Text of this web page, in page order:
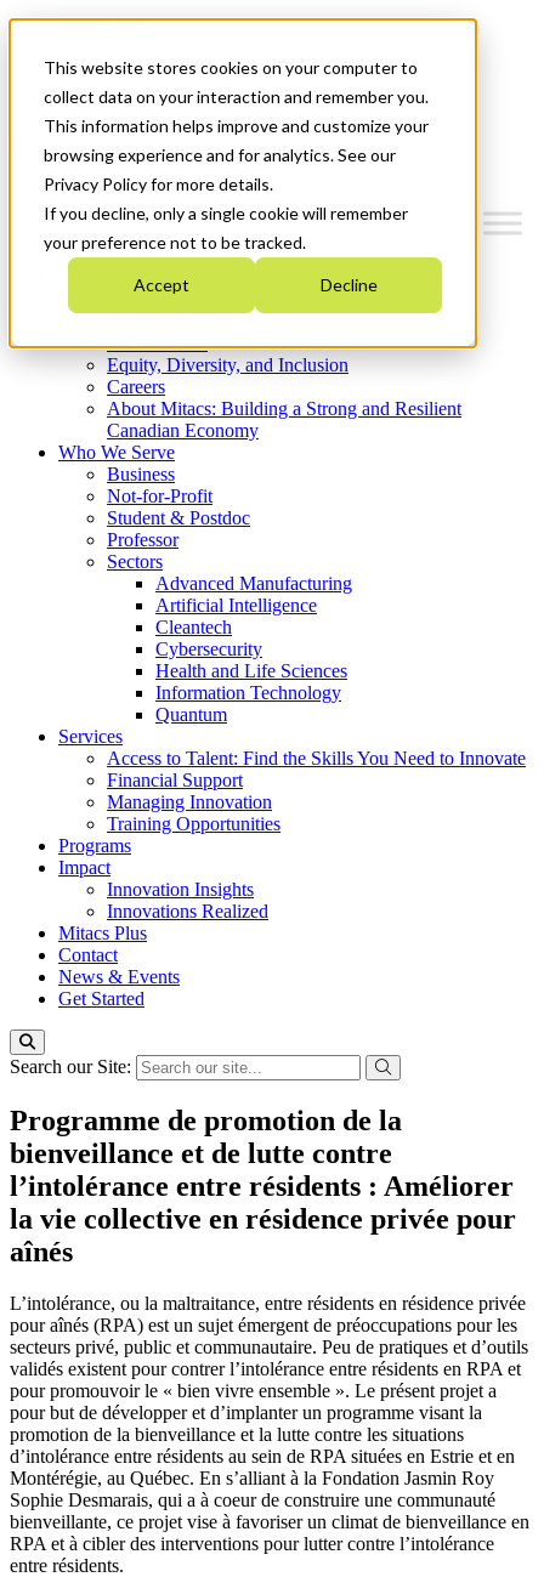
This website stores cookies on your computer to
collect data on your interaction and remember you.
This information helps improve and customize your
browsing experience and for analytics. See our
Privacy Policy for more details.
If you decline, only a single cookie will remember
your preference not to be tracked.
Accept Decline
News & Events
Get Started
Menu
Who We Are
Strategic Plan 2026-2030
What We Do
Equity, Diversity, and Inclusion
Careers
About Mitacs: Building a Strong and Resilient
Canadian Economy
Who We Serve
Business
Not-for-Profit
Student & Postdoc
Professor
Sectors
Advanced Manufacturing
Artificial Intelligence
Cleantech
Cybersecurity
Health and Life Sciences
Information Technology
Quantum
Services
Access to Talent: Find the Skills You Need to Innovate
Financial Support
Managing Innovation
Training Opportunities
Programs
Impact
Innovation Insights
Innovations Realized
Mitacs Plus
Contact
News & Events
Get Started
Search our Site:
Programme de promotion de la
bienveillance et de lutte contre
l’intolérance entre résidents : Améliorer
la vie collective en résidence privée pour
aînés
L’intolérance, ou la maltraitance, entre résidents en résidence privée
pour aînés (RPA) est un sujet émergent de préoccupations pour les
secteurs privé, public et communautaire. Peu de pratiques et d’outils
validés existent pour contrer l’intolérance entre résidents en RPA et
pour promouvoir le « bien vivre ensemble ». Le présent projet a
pour but de développer et d’implanter un programme visant la
promotion de la bienveillance et la lutte contre les situations
d’intolérance entre résidents au sein de RPA situées en Estrie et en
Montérégie, au Québec. En s’alliant à la Fondation Jasmin Roy
Sophie Desmarais, qui a à coeur de construire une communauté
bienveillante, ce projet vise à favoriser un climat de bienveillance en
RPA et à cibler des interventions pour lutter contre l’intolérance
entre résidents.